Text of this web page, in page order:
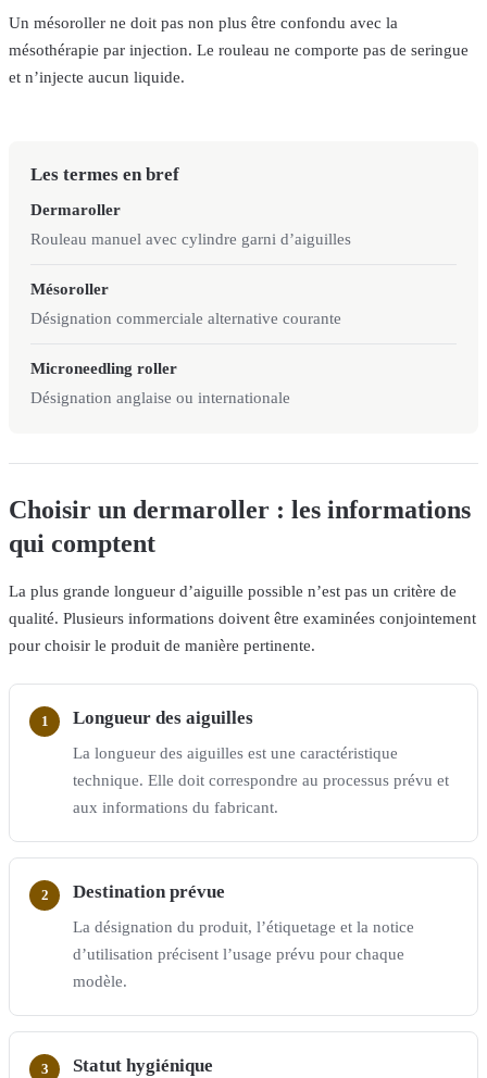
Un mésoroller ne doit pas non plus être confondu avec la
mésothérapie par injection. Le rouleau ne comporte pas de seringue
et n’injecte aucun liquide.
Les termes en bref
Dermaroller
Rouleau manuel avec cylindre garni d’aiguilles
Mésoroller
Désignation commerciale alternative courante
Microneedling roller
Désignation anglaise ou internationale
Choisir un dermaroller : les informations
qui comptent
La plus grande longueur d’aiguille possible n’est pas un critère de
qualité. Plusieurs informations doivent être examinées conjointement
pour choisir le produit de manière pertinente.
Longueur des aiguilles
La longueur des aiguilles est une caractéristique
technique. Elle doit correspondre au processus prévu et
aux informations du fabricant.
Destination prévue
La désignation du produit, l’étiquetage et la notice
d’utilisation précisent l’usage prévu pour chaque
modèle.
Statut hygiénique